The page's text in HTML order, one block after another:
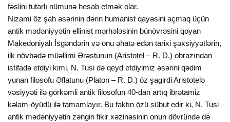
fəslini tutarlı nümunə hesab etmək olar.
Nizami öz şah əsərinin dərin humanist qayəsini açmaq üçün
antik mədəniyyətin ellinist mərhələsinin bünövrəsini qoyan
Makedoniyalı İsgəndərin və onu əhatə edən tarixi şəxsiyyətlərin,
ilk növbədə müəllimi Ərəstunun (Aristotel – R. D.) obrazından
istifadə etdiyi kimi, N. Tusi də qeyd etdiyimiz əsərini qədim
yunan filosofu Əflatunu (Platon – R. D.) öz şagirdi Aristotelə
vəsiyyəti ilə görkəmli antik filosofun 40-dan artıq ibrətamiz
kəlam-öyüdü ilə tamamlayır. Bu faktın özü sübut edir ki, N. Tusi
antik mədəniyyətin zəngin fikir xəzinəsinin onun dövründə də